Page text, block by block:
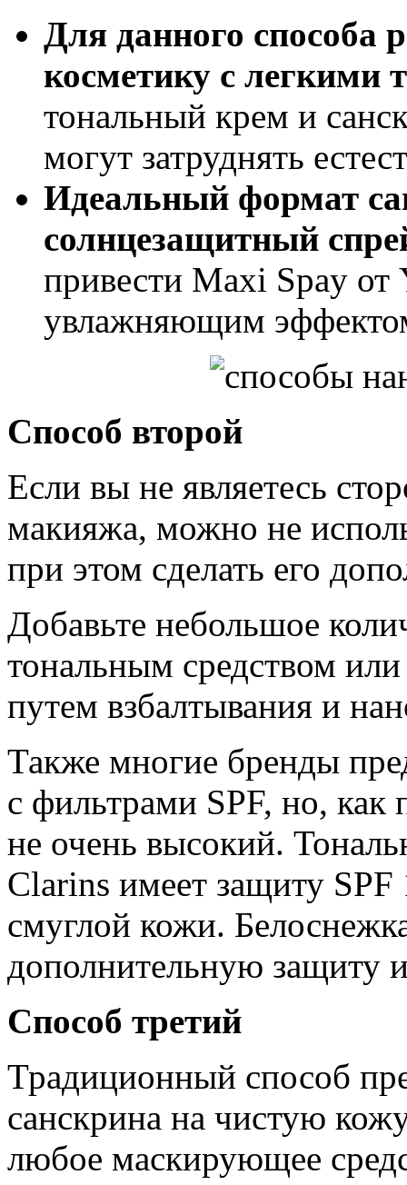
Для данного способа
косметику с легкими
тональный крем и
могут затруднять
Идеальный формат
солнцезащитный
привести Maxi Spay
увлажняющим
Способ второй
Если вы не являетесь
макияжа, можно не
при этом сделать его
Добавьте небольшое
тональным средством
путем взбалтывания и
Также многие бренды
с фильтрами SPF, но,
не очень высокий.
Clarins имеет защиту SPF
смуглой кожи.
дополнительную защиту
Способ третий
Традиционный способ
санскрина на чистую
любое маскирующее